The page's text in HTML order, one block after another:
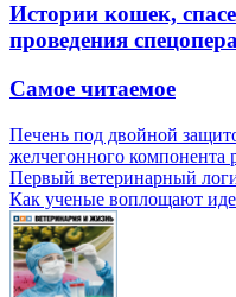
Истории кошек,
проведения
Самое читаемое
Печень под двойной
желчегонного компонента
Первый ветеринарный
Как ученые воплощают